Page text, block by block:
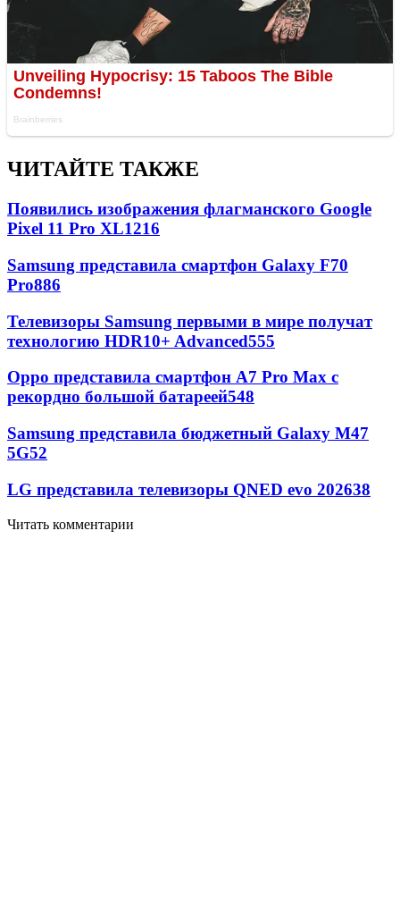
ЧИТАЙТЕ ТАКЖЕ
Появились изображения флагманского Google
Pixel 11 Pro XL1216
Samsung представила смартфон Galaxy F70
Pro886
Телевизоры Samsung первыми в мире получат
технологию HDR10+ Advanced555
Oppo представила смартфон A7 Pro Max с
рекордно большой батареей548
Samsung представила бюджетный Galaxy M47
5G52
LG представила телевизоры QNED evo 202638
Читать комментарии